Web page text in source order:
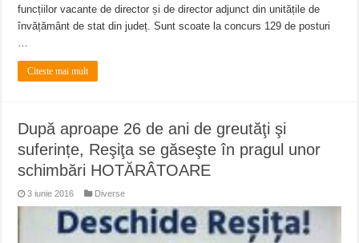
funcțiilor vacante de director și de director adjunct din unitățile de
învățământ de stat din județ. Sunt scoate la concurs 129 de posturi
…
Citeste mai mult
După aproape 26 de ani de greutăţi şi
suferințe, Reşiţa se găseşte în pragul unor
schimbări HOTĂRÂTOARE
3 iunie 2016 Diverse